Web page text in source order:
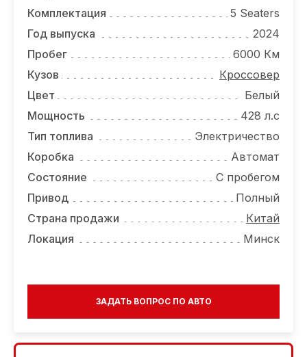
Комплектация
5 Seaters
Год выпуска
2024
Пробег
6000 Км
Кузов
Кроссовер
Цвет
Белый
Мощность
428 л.с
Тип топлива
Электричество
Коробка
Автомат
Состояние
С пробегом
Привод
Полный
Страна продажи
Китай
Локация
Минск
ЗАДАТЬ ВОПРОС ПО АВТО